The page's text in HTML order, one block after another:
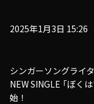
2025年1月3日 15:26
シンガーソングライ
NEW SINGLE 「ぼく
始！